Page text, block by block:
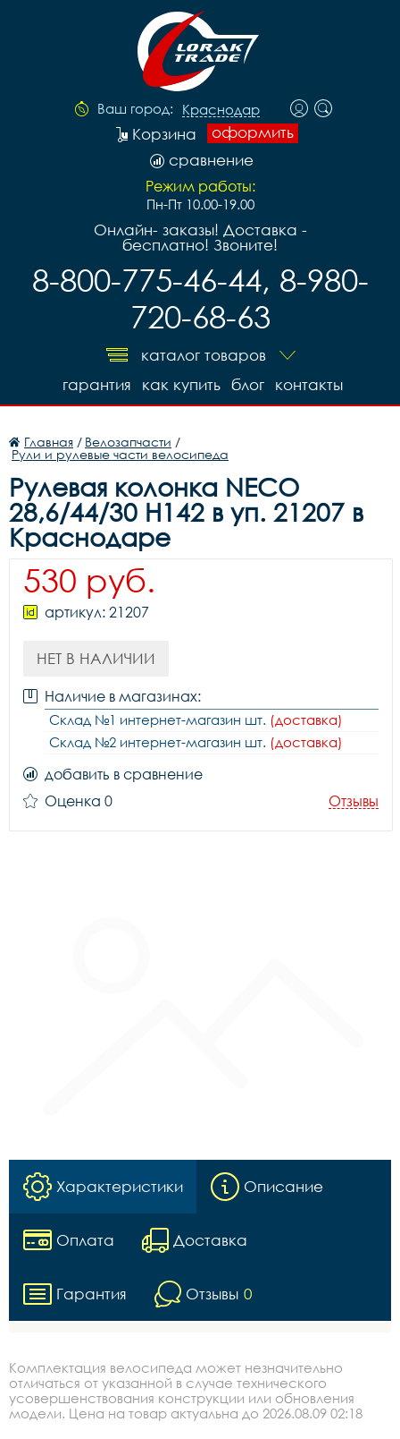
Ваш город: Краснодар
оформить
Корзина
сравнение
Режим работы:
Пн-Пт 10.00-19.00
Онлайн- заказы! Доставка -
бесплатно! Звоните!
8-800-775-46-44, 8-980-
720-68-63
каталог товаров
контакты
блог
как купить
гарантия
Главная / Велозапчасти /
Рули и рулевые части велосипеда
Рулевая колонка NECO
28,6/44/30 H142 в уп. 21207 в
Краснодаре
530 руб.
артикул: 21207
НЕТ В НАЛИЧИИ
Наличие в магазинах:
Склад №1 интернет-магазин шт. (доставка)
Склад №2 интернет-магазин шт. (доставка)
добавить в сравнение
Оценка 0
Отзывы
Характеристики Описание
Оплата Доставка
Гарантия Отзывы 0
Комплектация велосипеда может незначительно
отличаться от указанной в случае технического
усовершенствования конструкции или обновления
модели. Цена на товар актуальна до 2026.08.09 02:18